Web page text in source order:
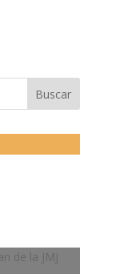
Buscar